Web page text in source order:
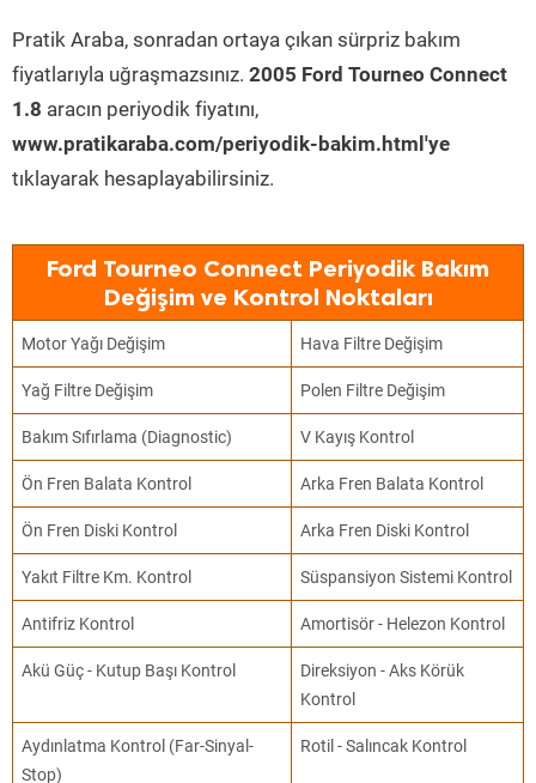
Pratik Araba, sonradan ortaya çıkan sürpriz bakım
fiyatlarıyla uğraşmazsınız. 2005 Ford Tourneo Connect
1.8 aracın periyodik fiyatını,
www.pratikaraba.com/periyodik-bakim.html'ye
tıklayarak hesaplayabilirsiniz.
Ford Tourneo Connect Periyodik Bakım
Değişim ve Kontrol Noktaları
Motor Yağı Değişim Hava Filtre Değişim
Yağ Filtre Değişim Polen Filtre Değişim
Bakım Sıfırlama (Diagnostic) V Kayış Kontrol
Ön Fren Balata Kontrol Arka Fren Balata Kontrol
Ön Fren Diski Kontrol Arka Fren Diski Kontrol
Yakıt Filtre Km. Kontrol Süspansiyon Sistemi Kontrol
Antifriz Kontrol Amortisör - Helezon Kontrol
Akü Güç - Kutup Başı Kontrol
Direksiyon - Aks Körük
Kontrol
Aydınlatma Kontrol (Far-Sinyal-
Stop)
Rotil - Salıncak Kontrol